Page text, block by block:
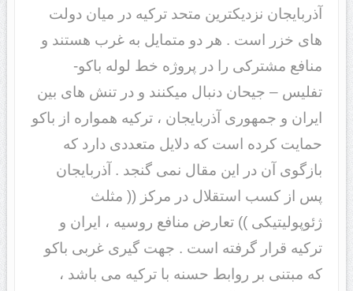
آذربایجان نزدیکترین متحد ترکیه در میان دولت
های خزر است . هر دو متمایل به غرب هستند و
منافع مشترکی را در پروژه خط لوله باکو-
تفلیس – جیحان دنبال میکنند و در تنش های بین
ایران و جمهوری آذربایجان ، ترکیه همواره از باکو
حمایت کرده است که دلایل متعددی دارد که
بازگوی آن در این مقال نمی گنجد . آذربایجان
پس از کسب استقلال در مرکز (( مثلث
ژئوپولیتیکی )) تعارض منافع روسیه ، ایران و
ترکیه قرار گرفته است . جهت گیری غربی باکو
که مبتنی بر روابط حسنه با ترکیه می باشد ،